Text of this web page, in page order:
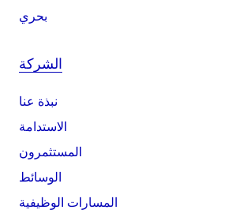
بحري
الشركة
نبذة عنا
الاستدامة
المستثمرون
الوسائط
المسارات الوظيفية